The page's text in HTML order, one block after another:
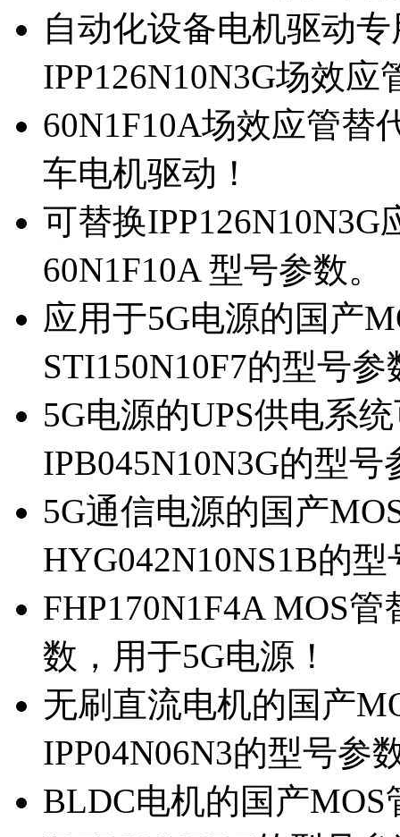
自动化设备电机驱动
IPP126N10N3G场效应
60N1F10A场效应管替
车电机驱动！
可替换
60N1F10A 型号参数。
应用于5G电源的国产
STI150N10F7的型号参
5G电源的UPS供电系
IPB045N10N3G的型号
5G通信电源的国产
HYG042N10NS1B的
FHP170N1F4A MOS
数，用于5G电源！
无刷直流电机的国产
IPP04N06N3的型号参
BLDC电机的国产MOS